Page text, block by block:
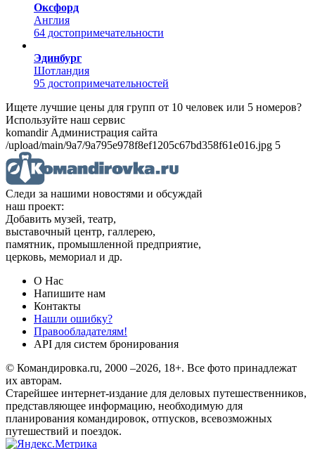
Оксфорд
Англия
64 достопримечательности
Эдинбург
Шотландия
95 достопримечательностей
Ищете лучшие цены для групп от 10 человек или 5 номеров?
Используйте наш сервис
komandir Администрация сайта
/upload/main/9a7/9a795e978f8ef1205c67bd358f61e016.jpg 5
Следи за нашими новостями и обсуждай
наш проект:
Добавить музей, театр,
выставочный центр, галлерею,
памятник, промышленной предприятие,
церковь, мемориал и др.
О Нас
Напишите нам
Контакты
Нашли ошибку?
Правообладателям!
API для систем бронирования
© Командировка.ru, 2000 –2026, 18+. Все фото принадлежат
их авторам.
Старейшее интернет-издание для деловых путешественников,
представляющее информацию, необходимую для
планирования командировок, отпусков, всевозможных
путешествий и поездок.